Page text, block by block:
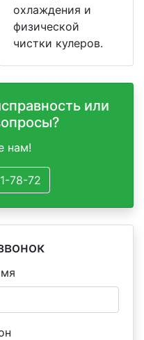
охлаждения и
физической
чистки кулеров.
или
нам!
78-72